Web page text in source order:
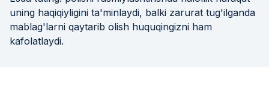
uning haqiqiyligini ta'minlaydi, balki zarurat tug'ilganda
mablag'larni qaytarib olish huquqingizni ham
kafolatlaydi.